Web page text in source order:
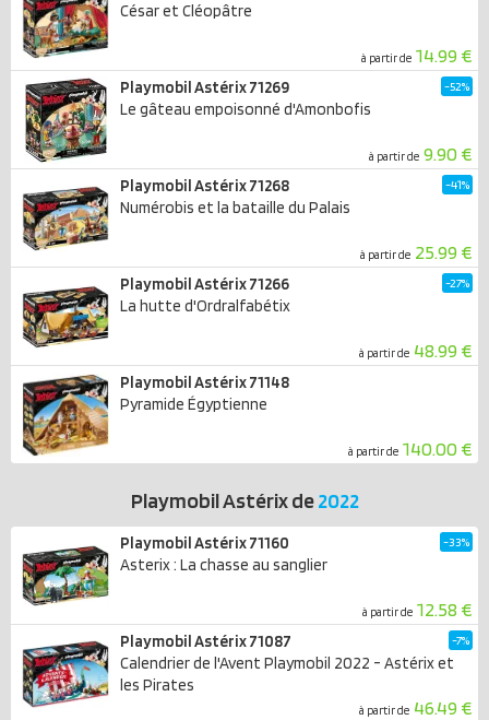
César et Cléopâtre
à partir de 14.99 €
Playmobil Astérix 71269
Le gâteau empoisonné d'Amonbofis
à partir de 9.90 €
-52%
Playmobil Astérix 71268
Numérobis et la bataille du Palais
à partir de 25.99 €
-41%
Playmobil Astérix 71266
La hutte d'Ordralfabétix
à partir de 48.99 €
-27%
Playmobil Astérix 71148
Pyramide Égyptienne
à partir de 140.00 €
Playmobil Astérix de2022
Playmobil Astérix 71160
Asterix : La chasse au sanglier
à partir de 12.58 €
-33%
Playmobil Astérix 71087
Calendrier de l'Avent Playmobil 2022 - Astérix et
les Pirates
à partir de 46.49 €
-7%